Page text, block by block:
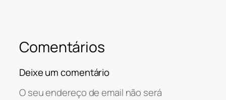
Comentários
Deixe um comentário
O seu endereço de email não será